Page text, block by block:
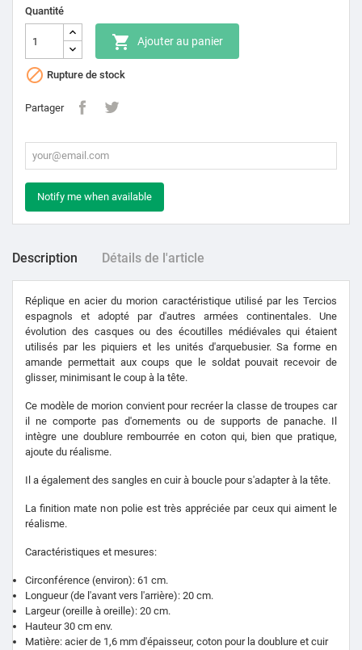
Quantité
 Ajouter au panier
 Rupture de stock
Partager
Notify me when available
Description Détails de l'article
Réplique en acier du morion caractéristique utilisé par les Tercios
espagnols et adopté par d'autres armées continentales. Une
évolution des casques ou des écoutilles médiévales qui étaient
utilisés par les piquiers et les unités d'arquebusier. Sa forme en
amande permettait aux coups que le soldat pouvait recevoir de
glisser, minimisant le coup à la tête.
Ce modèle de morion convient pour recréer la classe de troupes car
il ne comporte pas d'ornements ou de supports de panache. Il
intègre une doublure rembourrée en coton qui, bien que pratique,
ajoute du réalisme.
Il a également des sangles en cuir à boucle pour s'adapter à la tête.
La finition mate non polie est très appréciée par ceux qui aiment le
réalisme.
Caractéristiques et mesures:
Circonférence (environ): 61 cm.
Longueur (de l'avant vers l'arrière): 20 cm.
Largeur (oreille à oreille): 20 cm.
Hauteur 30 cm env.
Matière: acier de 1,6 mm d'épaisseur, coton pour la doublure et cuir